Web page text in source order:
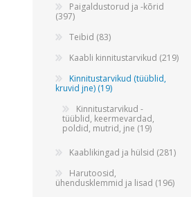
Paigaldustorud ja -kõrid
(397)
Teibid (83)
Kaabli kinnitustarvikud (219)
Kinnitustarvikud (tüüblid,
kruvid jne) (19)
Kinnitustarvikud -
tüüblid, keermevardad,
poldid, mutrid, jne (19)
Kaablikingad ja hülsid (281)
Harutoosid,
ühendusklemmid ja lisad (196)